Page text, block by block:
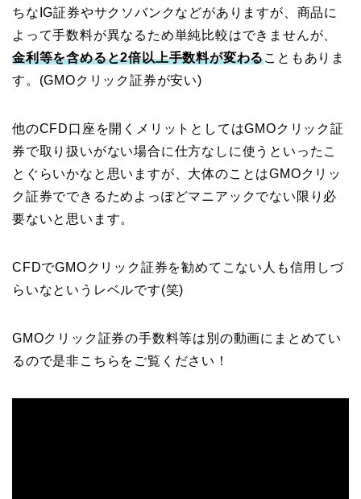
ちなIG証券やサクソバンクなどがありますが、商品に
よって手数料が異なるため単純比較はできませんが、
金利等を含めると2倍以上手数料が変わることもありま
す。(GMOクリック証券が安い)
他のCFD口座を開くメリットとしてはGMOクリック証
券で取り扱いがない場合に仕方なしに使うといったこ
とぐらいかなと思いますが、大体のことはGMOクリッ
ク証券でできるためよっぽどマニアックでない限り必
要ないと思います。
CFDでGMOクリック証券を勧めてこない人も信用しづ
らいなというレベルです(笑)
GMOクリック証券の手数料等は別の動画にまとめてい
るので是非こちらをご覧ください！